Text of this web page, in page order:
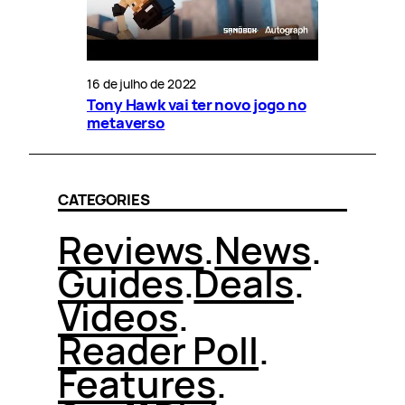
16 de julho de 2022
Tony Hawk vai ter novo jogo no
metaverso
CATEGORIES
Reviews.News.
Guides.Deals.
Videos.
Reader Poll.
Features.